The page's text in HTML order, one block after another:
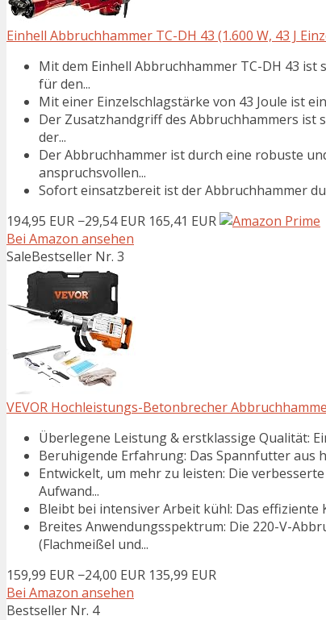
Einhell Abbruchhammer TC-DH 43 (1.600 W, 43 J
Mit dem Einhell Abbruchhammer TC-DH 43
für den...
Mit einer Einzelschlagstärke von 43 Joule ist
Der Zusatzhandgriff des Abbruchhammers ist
der...
Der Abbruchhammer ist durch eine robuste
anspruchsvollen...
Sofort einsatzbereit ist der Abbruchhammer
194,95 EUR −29,54 EUR 165,41 EUR
Bei Amazon ansehen
SaleBestseller Nr. 3
VEVOR Hochleistungs-Betonbrecher
Überlegene Leistung & erstklassige Qualität:
Beruhigende Erfahrung: Das Spannfutter aus
Entwickelt, um mehr zu leisten: Die
Aufwand...
Bleibt bei intensiver Arbeit kühl: Das
Breites Anwendungsspektrum: Die 220-V-
(Flachmeißel und...
159,99 EUR −24,00 EUR 135,99 EUR
Bei Amazon ansehen
Bestseller Nr. 4